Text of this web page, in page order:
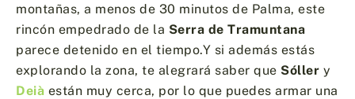
montañas, a menos de 30 minutos de Palma, este
rincón empedrado de la Serra de Tramuntana
parece detenido en el tiempo.Y si además estás
explorando la zona, te alegrará saber que Sóller y
Deià están muy cerca, por lo que puedes armar una